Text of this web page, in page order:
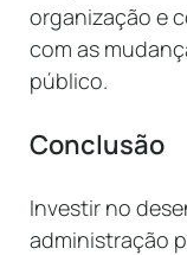
organização e
com as
público.
Conclusão
Investir no
administração